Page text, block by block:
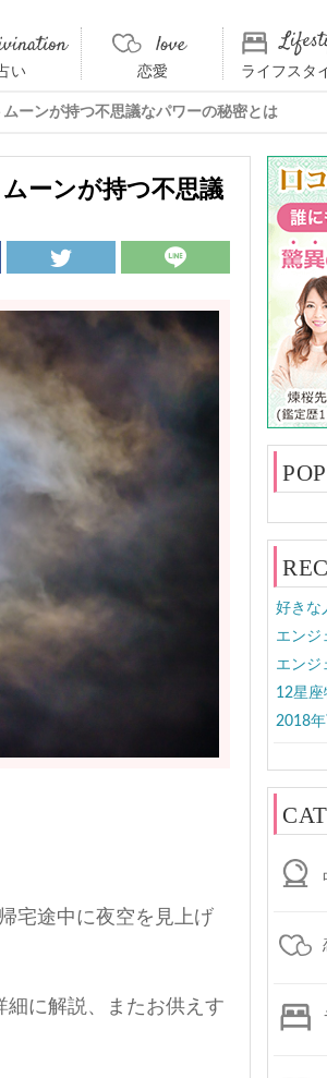
い 恋愛 ライフスタ
ーンが持つ不思議なパワーの秘密とは
ーンが持つ不思議
宅途中に夜空を見上げ
に解説、またお供えす
好きな
エンジ
エンジ
12星
2018